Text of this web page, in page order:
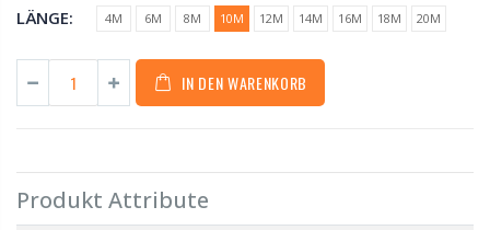
LÄNGE: 4M 6M 8M 10M 12M 14M 16M 18M 20M
IN DEN WARENKORB
Produkt Attribute